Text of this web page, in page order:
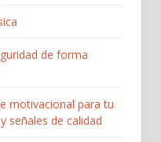
de forma
motivacional para tu
señales de calidad